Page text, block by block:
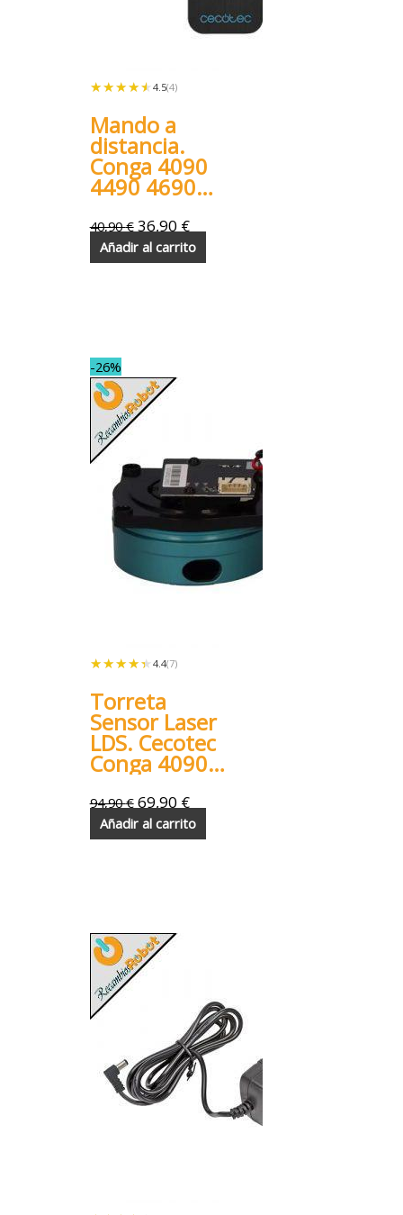
★★★★★
★★★★★ 4.5(4)
Mando a
distancia.
Conga 4090
4490 4690
6090 7090
40,90€ 36,90 €
Añadir al carrito
-26%
★★★★★
★★★★★ 4.4(7)
Torreta
Sensor Laser
LDS. Cecotec
Conga 4090
4490 4690
5090 6090
7090
94,90€ 69,90 €
Añadir al carrito